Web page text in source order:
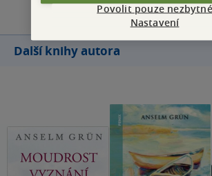
Další knihy autora
Povolit pouze nezbytné
Nastavení